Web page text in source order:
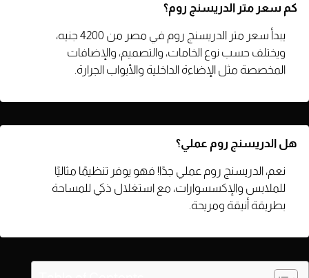
كم سعر متر الدريسنج روم؟
يبدأ سعر متر الدريسنج روم في مصر من 4200 جنيه،
ويختلف حسب نوع الخامات، والتصميم، والإضافات
المخصصة مثل الإضاءة الداخلية والأبواب الجرارة.
هل الدريسنج روم عملي؟
نعم، الدريسنج روم عملي جدًا! فهو يوفر تنظيمًا مثاليًا
للملابس والإكسسوارات، مع استغلال ذكي للمساحة
بطريقة أنيقة ومريحة.